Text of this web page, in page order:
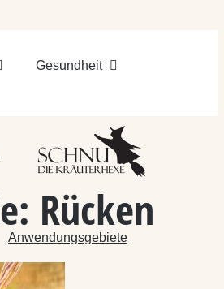
Gesundheit
Anwendungsgebiete
Rücken